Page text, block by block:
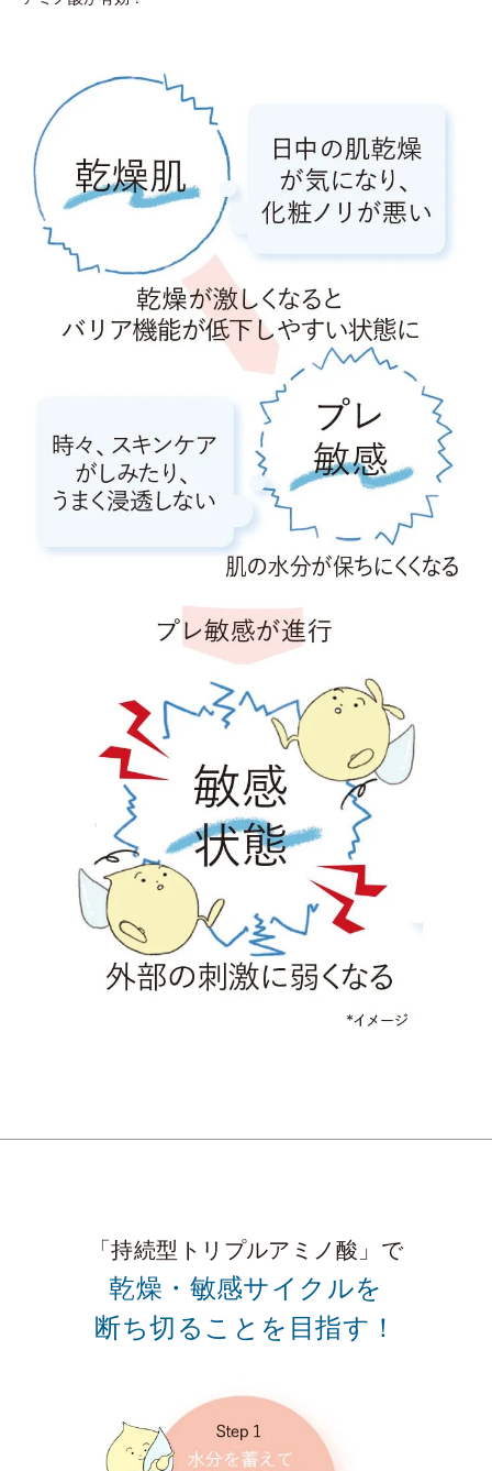
「持続型トリプルアミノ酸」で
乾燥・敏感サイクルを
断ち切ることを目指す！